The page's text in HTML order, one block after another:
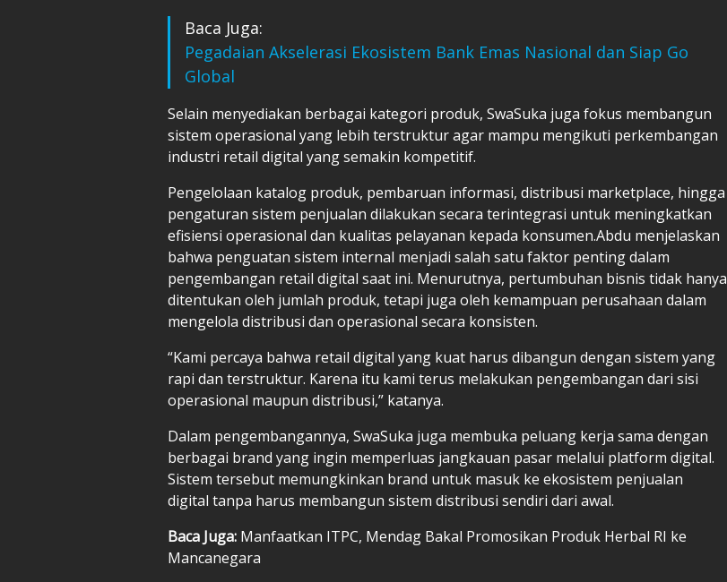
Baca Juga:
Pegadaian Akselerasi Ekosistem Bank Emas Nasional dan Siap Go
Global
Selain menyediakan berbagai kategori produk, SwaSuka juga fokus membangun
sistem operasional yang lebih terstruktur agar mampu mengikuti perkembangan
industri retail digital yang semakin kompetitif.
Pengelolaan katalog produk, pembaruan informasi, distribusi marketplace, hingga
pengaturan sistem penjualan dilakukan secara terintegrasi untuk meningkatkan
efisiensi operasional dan kualitas pelayanan kepada konsumen.Abdu menjelaskan
bahwa penguatan sistem internal menjadi salah satu faktor penting dalam
pengembangan retail digital saat ini. Menurutnya, pertumbuhan bisnis tidak hanya
ditentukan oleh jumlah produk, tetapi juga oleh kemampuan perusahaan dalam
mengelola distribusi dan operasional secara konsisten.
“Kami percaya bahwa retail digital yang kuat harus dibangun dengan sistem yang
rapi dan terstruktur. Karena itu kami terus melakukan pengembangan dari sisi
operasional maupun distribusi,” katanya.
Dalam pengembangannya, SwaSuka juga membuka peluang kerja sama dengan
berbagai brand yang ingin memperluas jangkauan pasar melalui platform digital.
Sistem tersebut memungkinkan brand untuk masuk ke ekosistem penjualan
digital tanpa harus membangun sistem distribusi sendiri dari awal.
Baca Juga: Manfaatkan ITPC, Mendag Bakal Promosikan Produk Herbal RI ke
Mancanegara